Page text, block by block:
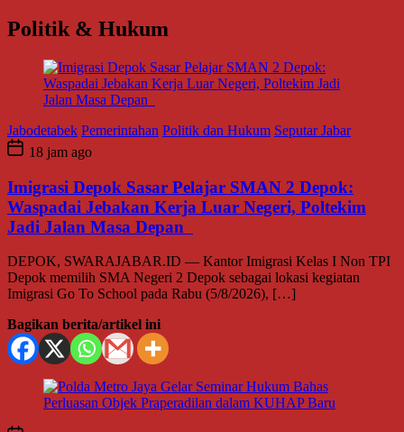
Politik & Hukum
Jabodetabek Pemerintahan Politik dan Hukum Seputar Jabar
18 jam ago
Imigrasi Depok Sasar Pelajar SMAN 2 Depok:
Waspadai Jebakan Kerja Luar Negeri, Poltekim
Jadi Jalan Masa Depan
DEPOK, SWARAJABAR.ID — Kantor Imigrasi Kelas I Non TPI
Depok memilih SMA Negeri 2 Depok sebagai lokasi kegiatan
Imigrasi Go To School pada Rabu (5/8/2026), […]
Bagikan berita/artikel ini